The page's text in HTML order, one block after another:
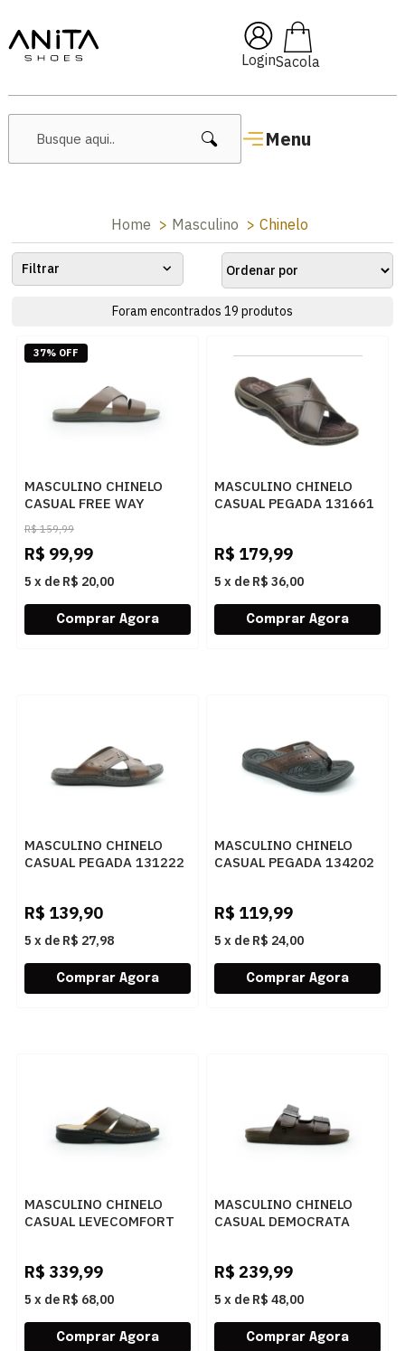
Login
Menu
🔥 Lançamentos
Home Masculino Chinelo
Filtrar
Foram encontrados 19 produtos
MASCULINO CHINELO
CASUAL FREE WAY
CANASTRA8 PATAGONIA
MACARANDUBA
R$ 159,99
R$ 99,99
5 x de R$ 20,00
37% OFF
MASCULINO CHINELO
CASUAL PEGADA 131661
R$ 179,99
5 x de R$ 36,00
MASCULINO CHINELO
CASUAL PEGADA 131222
R$ 139,90
5 x de R$ 27,98
MASCULINO CHINELO
CASUAL PEGADA 134202
R$ 119,99
5 x de R$ 24,00
MASCULINO CHINELO
CASUAL LEVECOMFORT
R$ 339,99
5 x de R$ 68,00
MASCULINO CHINELO
CASUAL DEMOCRATA
R$ 239,99
5 x de R$ 48,00